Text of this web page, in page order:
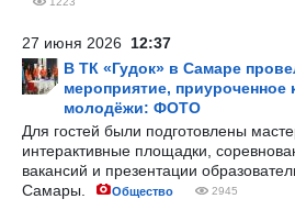
27 июня 2026 12:37
В ТК «Гудок» в Самаре
мероприятие, приуроченное
молодёжи: ФОТО
Для гостей были подготовлены
интерактивные площадки,
вакансий и презентации
Самары.
Общество 2945